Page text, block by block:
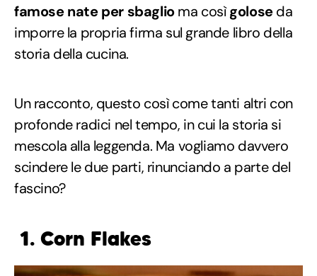
famose nate per sbaglioma cosìgoloseda
imporre la propria firma sul grande libro della
storia della cucina.
Un racconto, questo così come tanti altri con
profonde radici nel tempo, in cui la storia si
mescola alla leggenda. Ma vogliamo davvero
scindere le due parti, rinunciando a parte del
fascino?
1. Corn Flakes